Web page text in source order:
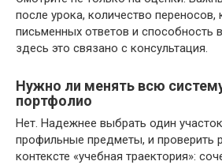
после урока, количество переносов,
письменных ответов и способность
здесь это связано с консультация.
Нужно ли менять всю
портфолио
Нет. Надежнее выбрать один
профильные предметы, и проверить
контексте «учебная траектория»: